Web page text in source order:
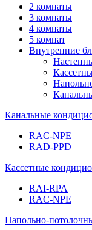
2 комнаты
3 комнаты
4 комнаты
5 комнат
Внутренние
Канальные
RAC-NPE
RAD-PPD
Кассетные
RAI-RPA
RAC-NPE
Напольно-